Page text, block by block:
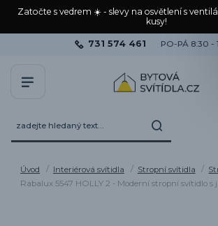
Zatočte s vedrem ☀️ - slevy na osvětlení s
kusy!
731 574 461 PO-PÁ 8:30 -
Úvod Interiérová svítidla Stropní svítidla
Rabalux 5547 HOLLY 2 - Moderní stropní svítidlo